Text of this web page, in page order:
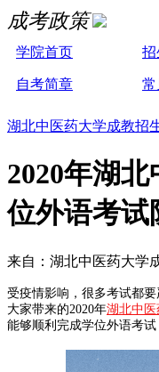
成考政策
学院首页 招
自考简章 常
湖北中医药大学成教招
2020年湖
位外语考试
来自：湖北中医药大学
受疫情影响，很多考试都
大家带来的2020年湖北中医
能够顺利完成学位外语考试